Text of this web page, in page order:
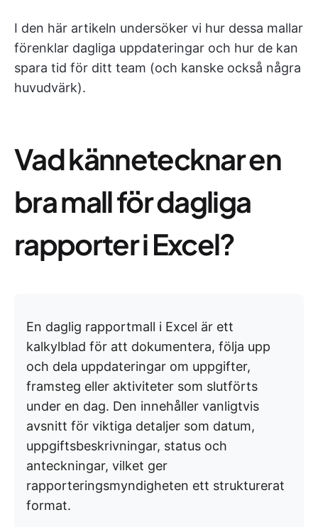
I den här artikeln undersöker vi hur dessa mallar
förenklar dagliga uppdateringar och hur de kan
spara tid för ditt team (och kanske också några
huvudvärk).
Vad kännetecknar en
bra mall för dagliga
rapporter i Excel?
En daglig rapportmall i Excel är ett
kalkylblad för att dokumentera, följa upp
och dela uppdateringar om uppgifter,
framsteg eller aktiviteter som slutförts
under en dag. Den innehåller vanligtvis
avsnitt för viktiga detaljer som datum,
uppgiftsbeskrivningar, status och
anteckningar, vilket ger
rapporteringsmyndigheten ett strukturerat
format.